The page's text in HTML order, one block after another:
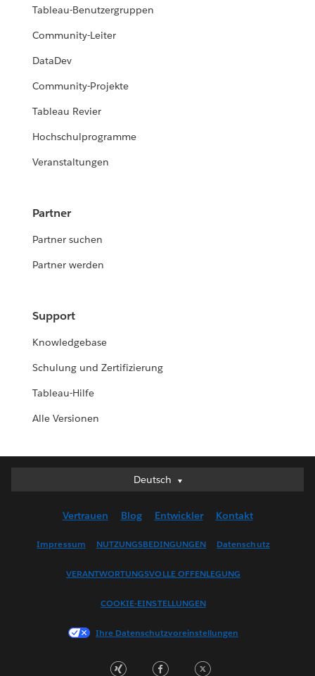
Tableau-Benutzergruppen
Community-Leiter
DataDev
Community-Projekte
Tableau Revier
Hochschulprogramme
Veranstaltungen
Partner
Partner suchen
Partner werden
Support
Knowledgebase
Schulung und Zertifizierung
Tableau-Hilfe
Alle Versionen
Deutsch
Deutsch
English (US)
Français (France)
한국어
Vertrauen Blog Entwickler Kontakt
Impressum NUTZUNGSBEDINGUNGEN Datenschutz
VERANTWORTUNGSVOLLE OFFENLEGUNG
COOKIE-EINSTELLUNGEN
Ihre Datenschutzvoreinstellungen